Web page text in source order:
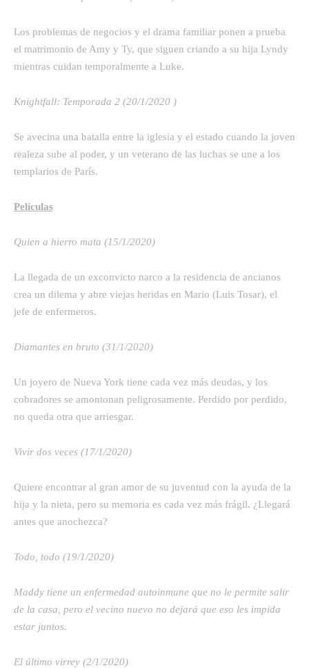
Los problemas de negocios y el drama familiar ponen a prueba
el matrimonio de Amy y Ty, que siguen criando a su hija Lyndy
mientras cuidan temporalmente a Luke.
Knightfall: Temporada 2 (20/1/2020 )
Se avecina una batalla entre la iglesia y el estado cuando la joven
realeza sube al poder, y un veterano de las luchas se une a los
templarios de París.
Películas
Quien a hierro mata (15/1/2020)
La llegada de un exconvicto narco a la residencia de ancianos
crea un dilema y abre viejas heridas en Mario (Luis Tosar), el
jefe de enfermeros.
Diamantes en bruto (31/1/2020)
Un joyero de Nueva York tiene cada vez más deudas, y los
cobradores se amontonan peligrosamente. Perdido por perdido,
no queda otra que arriesgar.
Vivir dos veces (17/1/2020)
Quiere encontrar al gran amor de su juventud con la ayuda de la
hija y la nieta, pero su memoria es cada vez más frágil. ¿Llegará
antes que anochezca?
Todo, todo (19/1/2020)
Maddy tiene un enfermedad autoinmune que no le permite salir
de la casa, pero el vecino nuevo no dejará que eso les impida
estar juntos.
El último virrey (2/1/2020)